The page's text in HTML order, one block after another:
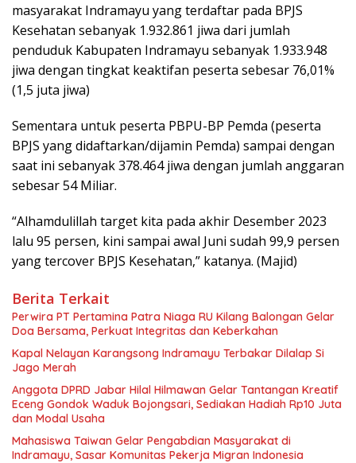
masyarakat Indramayu yang terdaftar pada BPJS
Kesehatan sebanyak 1.932.861 jiwa dari jumlah
penduduk Kabupaten Indramayu sebanyak 1.933.948
jiwa dengan tingkat keaktifan peserta sebesar 76,01%
(1,5 juta jiwa)
Sementara untuk peserta PBPU-BP Pemda (peserta
BPJS yang didaftarkan/dijamin Pemda) sampai dengan
saat ini sebanyak 378.464 jiwa dengan jumlah anggaran
sebesar 54 Miliar.
“Alhamdulillah target kita pada akhir Desember 2023
lalu 95 persen, kini sampai awal Juni sudah 99,9 persen
yang tercover BPJS Kesehatan,” katanya. (Majid)
Berita Terkait
Perwira PT Pertamina Patra Niaga RU Kilang Balongan Gelar
Doa Bersama, Perkuat Integritas dan Keberkahan
Kapal Nelayan Karangsong Indramayu Terbakar Dilalap Si
Jago Merah
Anggota DPRD Jabar Hilal Hilmawan Gelar Tantangan Kreatif
Eceng Gondok Waduk Bojongsari, Sediakan Hadiah Rp10 Juta
dan Modal Usaha
Mahasiswa Taiwan Gelar Pengabdian Masyarakat di
Indramayu, Sasar Komunitas Pekerja Migran Indonesia